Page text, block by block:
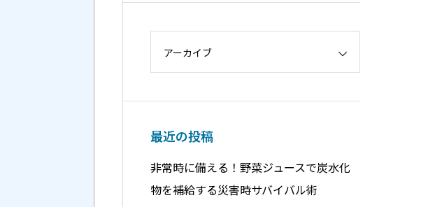
アーカイブ
最近の投稿
非常時に備える！野菜ジュースで炭水化
物を補給する災害時サバイバル術